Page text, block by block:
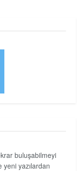
buluşabilmeyi
yeni yazılardan